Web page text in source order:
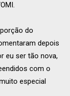
do
depois
eu ser tão nova,
com o
especial